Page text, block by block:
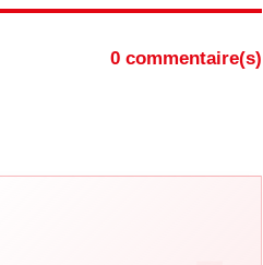
0 commentaire(s)